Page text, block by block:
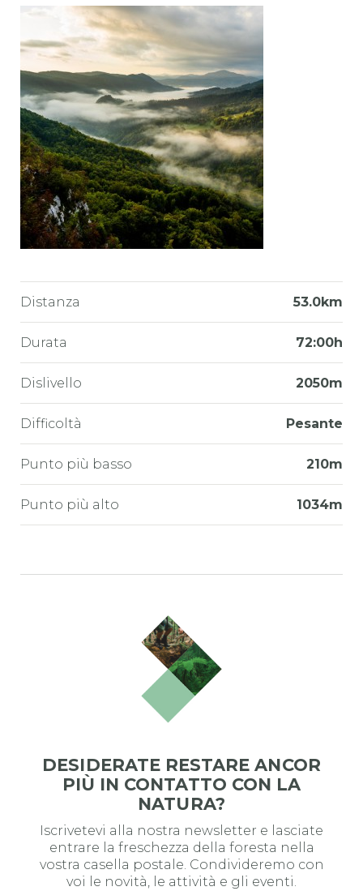
Distanza 53.0km
Durata 72:00h
Dislivello 2050m
Difficoltà Pesante
Punto più basso 210m
Punto più alto 1034m
DESIDERATE RESTARE ANCOR
PIÙ IN CONTATTO CON LA
NATURA?
Iscrivetevi alla nostra newsletter e lasciate
entrare la freschezza della foresta nella
vostra casella postale. Condivideremo con
voi le novità, le attività e gli eventi.